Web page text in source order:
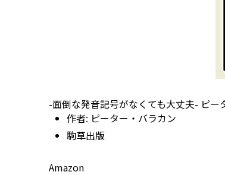
-面倒な発音記号がなくても大丈夫- ピ
作者: ピーター・バラカン
駒草出版
Amazon